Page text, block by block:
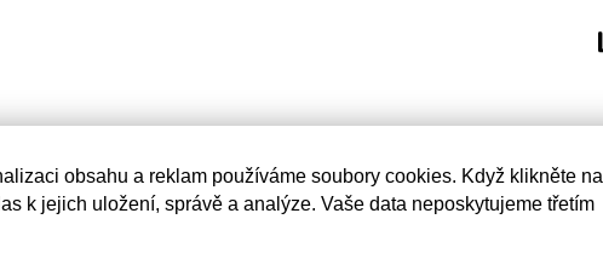
obsahu a reklam používáme soubory cookies. Když klikněte na
k jejich uložení, správě a analýze. Vaše data neposkytujeme třetím